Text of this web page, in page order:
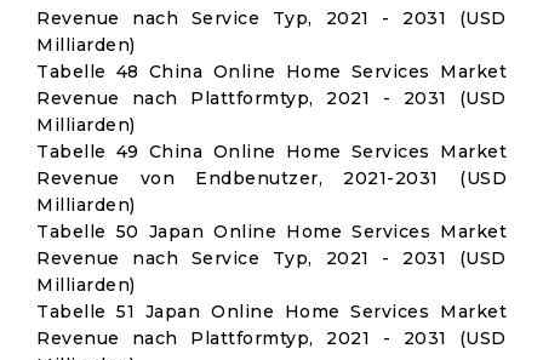
Revenue nach Service Typ, 2021 - 2031 (USD
Milliarden)
Tabelle 48 China Online Home Services Market
Revenue nach Plattformtyp, 2021 - 2031 (USD
Milliarden)
Tabelle 49 China Online Home Services Market
Revenue von Endbenutzer, 2021-2031 (USD
Milliarden)
Tabelle 50 Japan Online Home Services Market
Revenue nach Service Typ, 2021 - 2031 (USD
Milliarden)
Tabelle 51 Japan Online Home Services Market
Revenue nach Plattformtyp, 2021 - 2031 (USD